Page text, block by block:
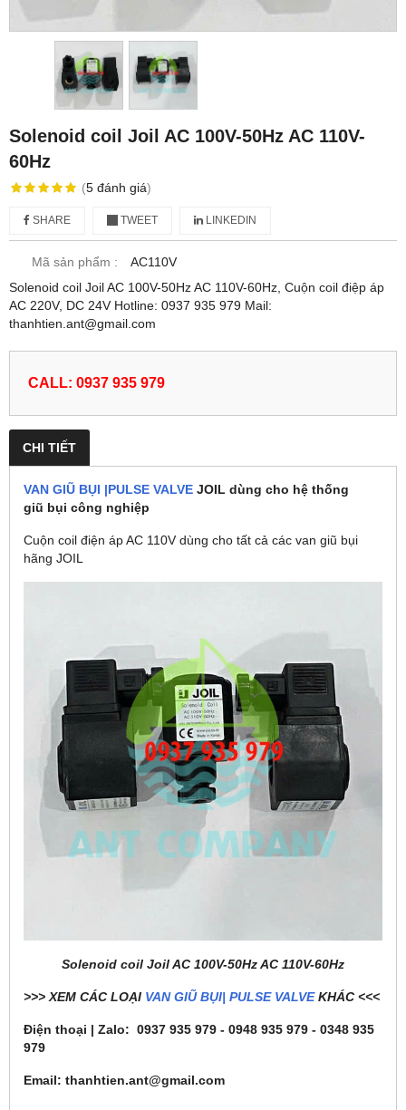
Solenoid coil Joil AC 100V-50Hz AC 110V-
60Hz
(5 đánh giá)
SHARE TWEET LINKEDIN
Mã sản phẩm :
AC110V
Solenoid coil Joil AC 100V-50Hz AC 110V-60Hz, Cuộn coil điệp áp
AC 220V, DC 24V Hotline: 0937 935 979 Mail:
thanhtien.ant@gmail.com
CALL: 0937 935 979
CHI TIẾT
VAN GIŨ BỤI |PULSE VALVE JOIL dùng cho hệ thống
giũ bụi công nghiệp
Cuộn coil điện áp AC 110V dùng cho tất cả các van giũ bụi
hãng JOIL
Solenoid coil Joil AC 100V-50Hz AC 110V-60Hz
>>> XEM CÁC LOẠI VAN GIŨ BỤI| PULSE VALVEKHÁC <<<
Điện thoại | Zalo: 0937 935 979 - 0948 935 979 - 0348 935
979
Email: thanhtien.ant@gmail.com